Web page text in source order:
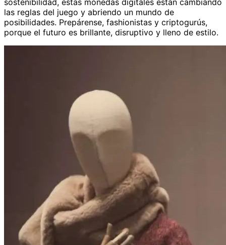
las reglas del juego y abriendo un mundo de
posibilidades. Prepárense, fashionistas y criptogurús,
porque el futuro es brillante, disruptivo y lleno de estilo.